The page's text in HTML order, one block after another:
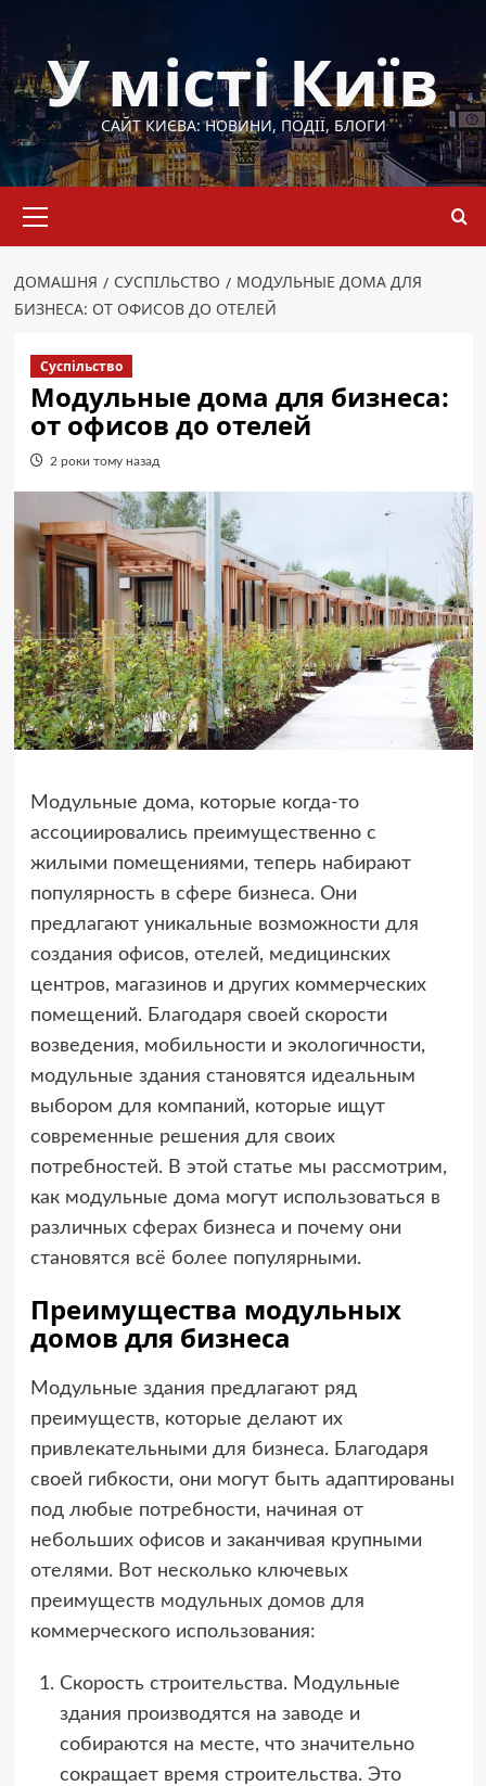
до
вмістуУ місті Київ
САЙТ КИЄВА: НОВИНИ, ПОДІЇ, БЛОГИ
меню
ДОМАШНЯ СУСПІЛЬСТВО
МОДУЛЬНЫЕ ДОМА ДЛЯ
БИЗНЕСА: ОТ ОФИСОВ ДО ОТЕЛЕЙ
Суспільство
Модульные дома для бизнеса:
от офисов до отелей
2 роки тому назад
Модульные дома, которые когда-то
ассоциировались преимущественно с
жилыми помещениями, теперь набирают
популярность в сфере бизнеса. Они
предлагают уникальные возможности для
создания офисов, отелей, медицинских
центров, магазинов и других коммерческих
помещений. Благодаря своей скорости
возведения, мобильности и экологичности,
модульные здания становятся идеальным
выбором для компаний, которые ищут
современные решения для своих
потребностей. В этой статье мы рассмотрим,
как модульные дома могут использоваться в
различных сферах бизнеса и почему они
становятся всё более популярными.
Преимущества модульных
домов для бизнеса
Модульные здания предлагают ряд
преимуществ, которые делают их
привлекательными для бизнеса. Благодаря
своей гибкости, они могут быть адаптированы
под любые потребности, начиная от
небольших офисов и заканчивая крупными
отелями. Вот несколько ключевых
преимуществ модульных домовдля
коммерческого использования:
Скорость строительства. Модульные
здания производятся на заводе и
собираются на месте, что значительно
сокращает время строительства. Это